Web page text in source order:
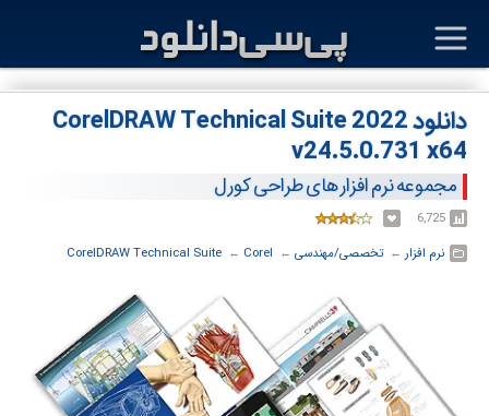
دانلود CorelDRAW Technical Suite 2022
v24.5.0.731 x64
مجموعه نرم افزار های طراحی کورل
6,725
نرم افزار ← ‏تخصصی/مهندسی ← ‏
Corel
← ‏
CorelDRAW Technical Suite